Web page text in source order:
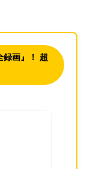
録画』！ 超